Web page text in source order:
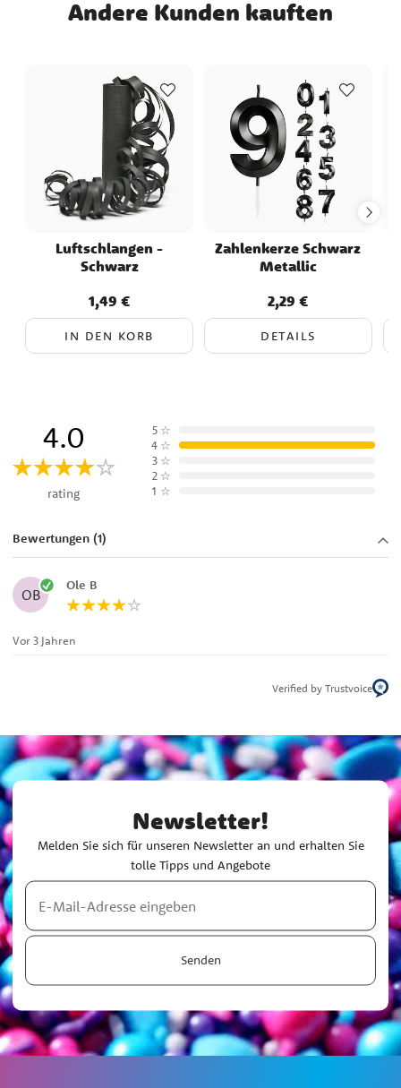
Andere Kunden kauften
Luftschlangen -
Schwarz
Preis:1,49 €
1,49 €
IN DEN KORB
Zahlenkerze Schwarz
Metallic
Preis:2,29 €
2,29 €
DETAILS
4.0
rating
5 ☆
4 ☆
3 ☆
2 ☆
1 ☆
Bewertungen (1)
OB
Ole B
Vor 3 Jahren
Verified by Trustvoice
Newsletter!
Melden Sie sich für unseren Newsletter an und erhalten Sie
tolle Tipps und Angebote
Senden